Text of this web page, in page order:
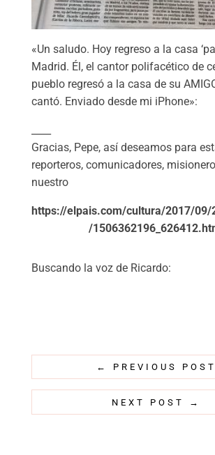
«Un saludo. Hoy regreso a la casa
Madrid. Él, el cantor polifacético de
pueblo regresó a la casa de su
cantó. Enviado desde mi iPhone»:
Gracias, Pepe, así deseamos para
reporteros, comunicadores,
nuestro
https://elpais.com/cultura/2017/09/
/
Buscando la voz de Ricardo:
← PREVIOUS POST
NEXT POST →